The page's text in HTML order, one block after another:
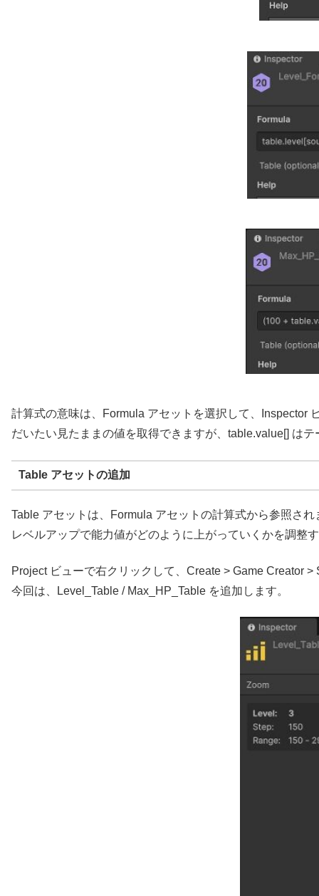
計算式の意味は、Formula アセットを選択して、Inspector
だいたい見たままの値を取得できますが、table.value[] は
Table アセットの追加
Table アセットは、Formula アセットの計算式から参照され
レベルアップで能力値がどのように上がっていくかを調整
Project ビューで右クリックして、Create > Game Creator >
今回は、Level_Table / Max_HP_Table を追加します。